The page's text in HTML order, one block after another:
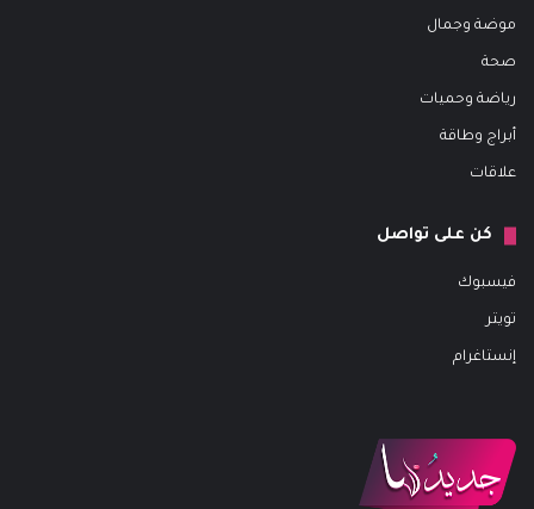
موضة وجمال
صحة
رياضة وحميات
أبراج وطاقة
علاقات
كن على تواصل
فيسبوك
تويتر
إنستاغرام